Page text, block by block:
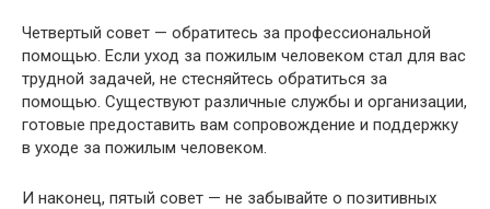
Четвертый совет — обратитесь за профессиональной
помощью. Если уход за пожилым человеком стал для вас
трудной задачей, не стесняйтесь обратиться за
помощью. Существуют различные службы и организации,
готовые предоставить вам сопровождение и поддержку
в уходе за пожилым человеком.
И наконец, пятый совет — не забывайте о позитивных